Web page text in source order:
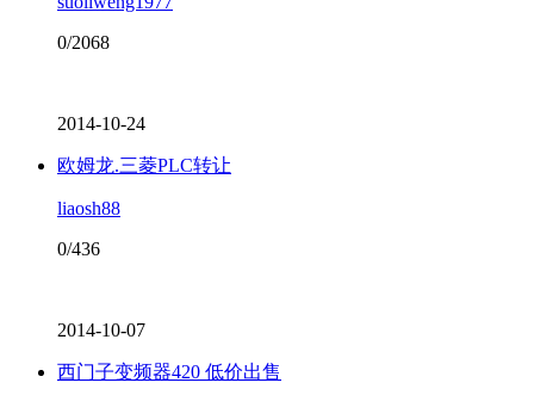
0/2068
2014-10-24
欧姆龙.三菱PLC转让
liaosh88
0/436
2014-10-07
西门子变频器420 低价出售